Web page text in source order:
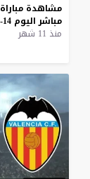
مشاهدة مباراة
مباشر اليوم 14-9-2025
منذ 11 شهر